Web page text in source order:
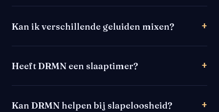
Kan ik verschillende geluiden mixen?
Heeft DRMN een slaaptimer?
Kan DRMN helpen bij slapeloosheid?